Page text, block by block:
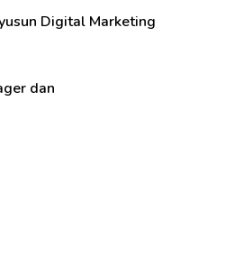
Digital Marketing
dan